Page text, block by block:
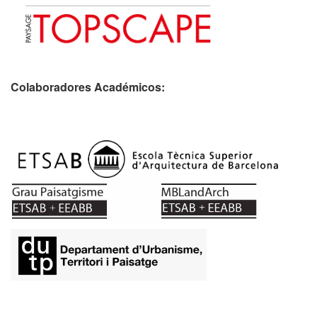
Colaboradores Académicos: